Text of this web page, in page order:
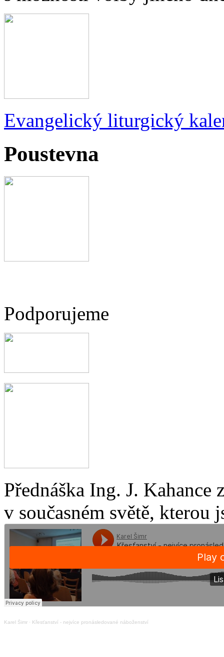
Evangelický liturgický
Poustevna
Podporujeme
Přednáška Ing. J.
v současném světě, kterou
Karel Šimr · Křesťanství - nejvíce pronásledované náboženství